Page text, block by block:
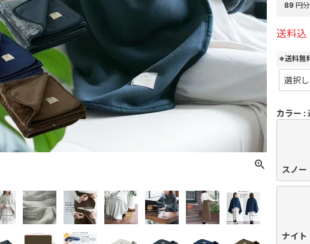
89 円
送料込
※送料無
カラー
スノー
ナイト